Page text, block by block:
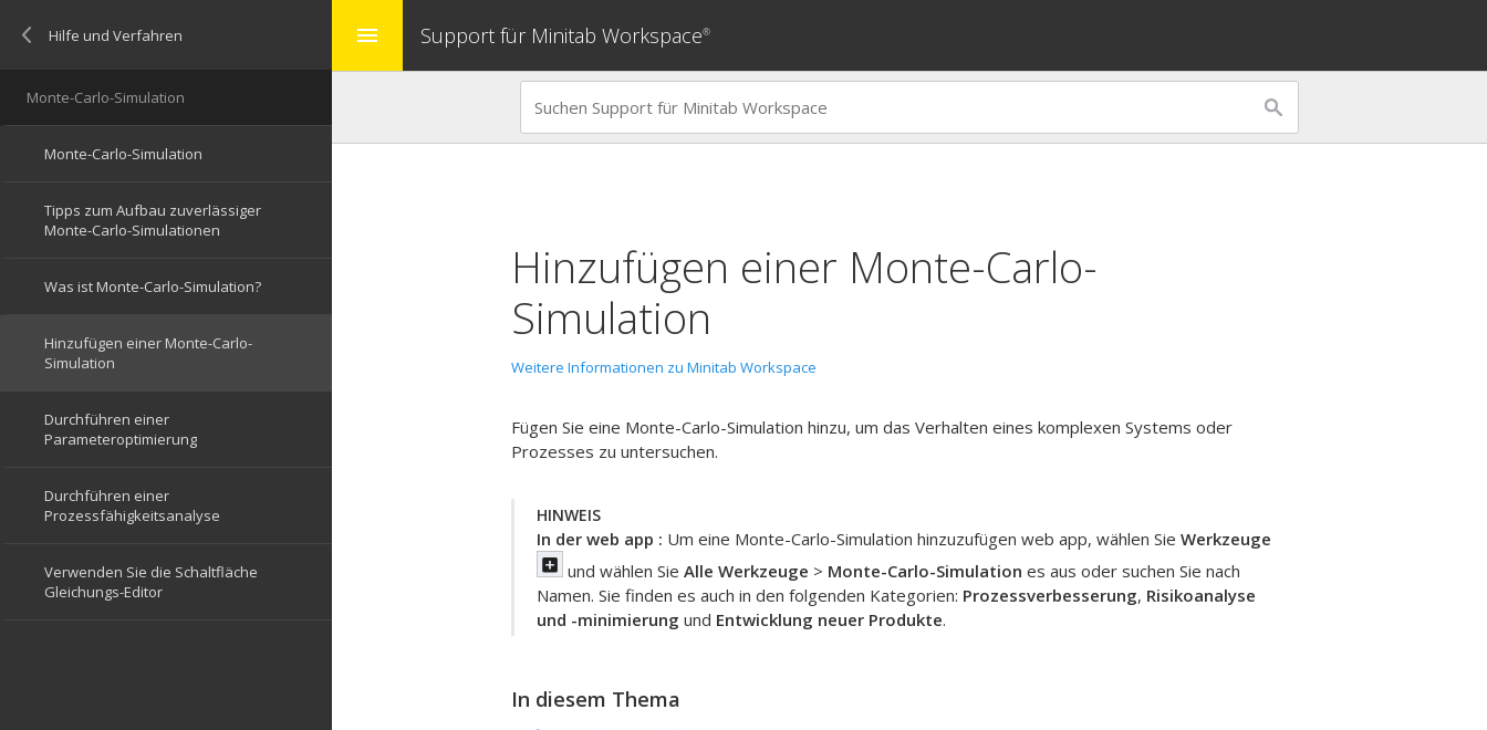
menu Support für Minitab Workspace®
Hinzufügen einer Monte-Carlo-
Simulation
Weitere Informationen zu Minitab Workspace
Fügen Sie eine Monte-Carlo-Simulation hinzu, um das Verhalten eines komplexen Systems oder
Prozesses zu untersuchen.
HINWEIS
In der web app : Um eine Monte-Carlo-Simulation hinzuzufügen web app, wählen Sie Werkzeuge
und wählen Sie Alle Werkzeuge > Monte-Carlo-Simulation es aus oder suchen Sie nach
Namen. Sie finden es auch in den folgenden Kategorien: Prozessverbesserung, Risikoanalyse
und -minimierung und Entwicklung neuer Produkte.
In diesem Thema